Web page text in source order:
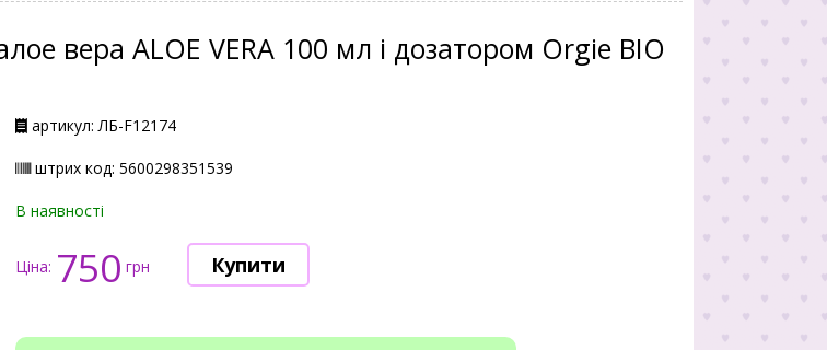
вера ALOE VERA 100 мл і дозатором Orgie BIO
артикул: ЛБ-F12174
штрих код: 5600298351539
В наявності
Ціна: 750 грн